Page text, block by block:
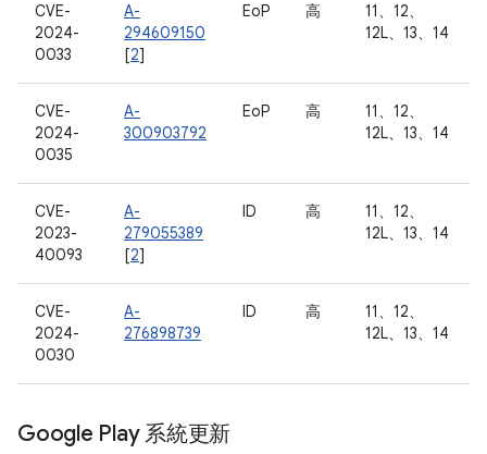
CVE-
2024-
0033
A-
294609150
[2]
EoP 高
11、12、
12L、13、14
CVE-
2024-
0035
A-
300903792
EoP 高
11、12、
12L、13、14
CVE-
2023-
40093
A-
279055389
[2]
ID 高
11、12、
12L、13、14
CVE-
2024-
0030
A-
276898739
ID 高
11、12、
12L、13、14
Google Play 系統更新